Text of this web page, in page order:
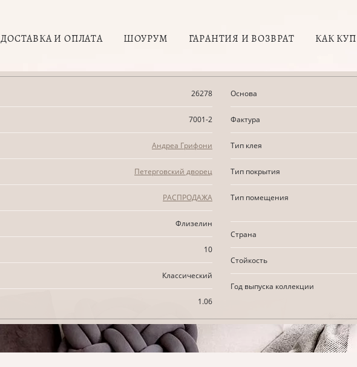
ДОСТАВКА И ОПЛАТА ШОУРУМ ГАРАНТИЯ И ВОЗВРАТ КАК
26278
7001-2
Андреа Грифони
Петерговский дворец
РАСПРОДАЖА
Флизелин
10
Классический
1.06
Основа
Фактура
Тип клея
Тип покрытия
Тип помещения
Страна
Стойкость
Год выпуска коллекции